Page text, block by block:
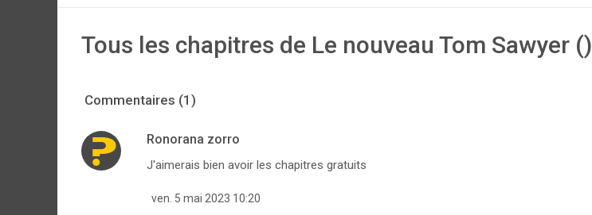
Tous les chapitres de Le nouveau Tom Sawyer ()
Commentaires (1)
Ronorana zorro
J'aimerais bien avoir les chapitres gratuits
ven. 5 mai 2023 10:20